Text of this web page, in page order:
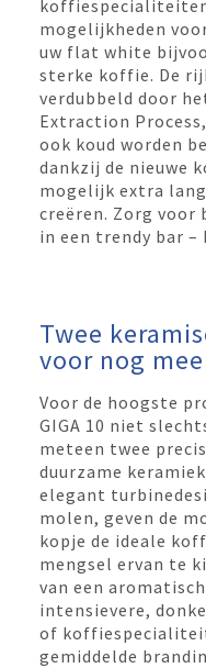
mogelijkheden
uw flat white
sterke koffie. De
verdubbeld door
Extraction
ook koud worden
dankzij de nieuwe
mogelijk extra
creëren. Zorg voor
in een trendy bar –
Twee
voor nog
Voor de hoogste
GIGA 10 niet
meteen twee
duurzame
elegant
molen, geven de
kopje de ideale
mengsel ervan te
van een
intensievere,
of
gemiddelde